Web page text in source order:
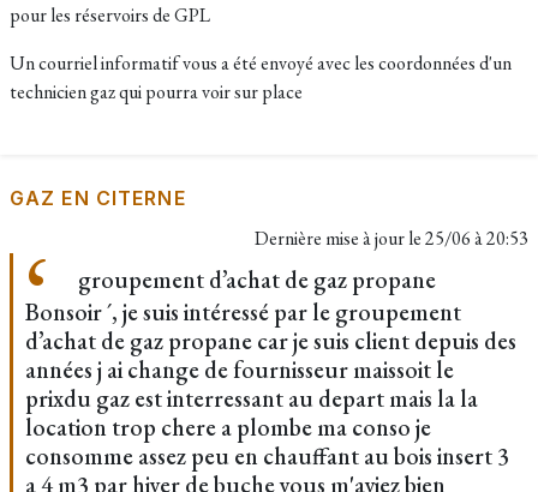
pour les réservoirs de GPL
Un courriel informatif vous a été envoyé avec les coordonnées d'un
technicien gaz qui pourra voir sur place
GAZ EN CITERNE
Dernière mise à jour le25/06 à 20:53
groupement d’achat de gaz propane
Bonsoir ´, je suis intéressé par le groupement
d’achat de gaz propane car je suis client depuis des
années j ai change de fournisseur maissoit le
prixdu gaz est interressant au depart mais la la
location trop chere a plombe ma conso je
consomme assez peu en chauffant au bois insert 3
a 4 m3 par hiver de buche vous m'aviez bien